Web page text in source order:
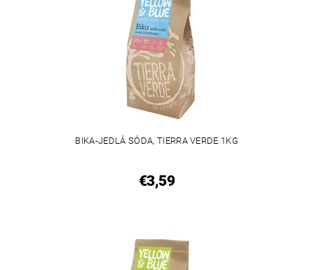
BIKA-JEDLÁ SÓDA, TIERRA VERDE 1KG
€3,59